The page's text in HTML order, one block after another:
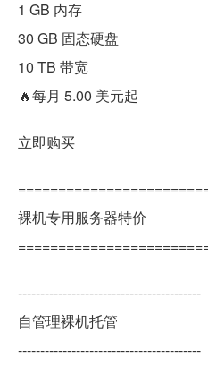
1 GB 内存
30 GB 固态硬盘
10 TB 带宽
🔥每月 5.00 美元起
立即购买
裸机专用服务器特价
-----------------------------------------
自管理裸机托管
-----------------------------------------